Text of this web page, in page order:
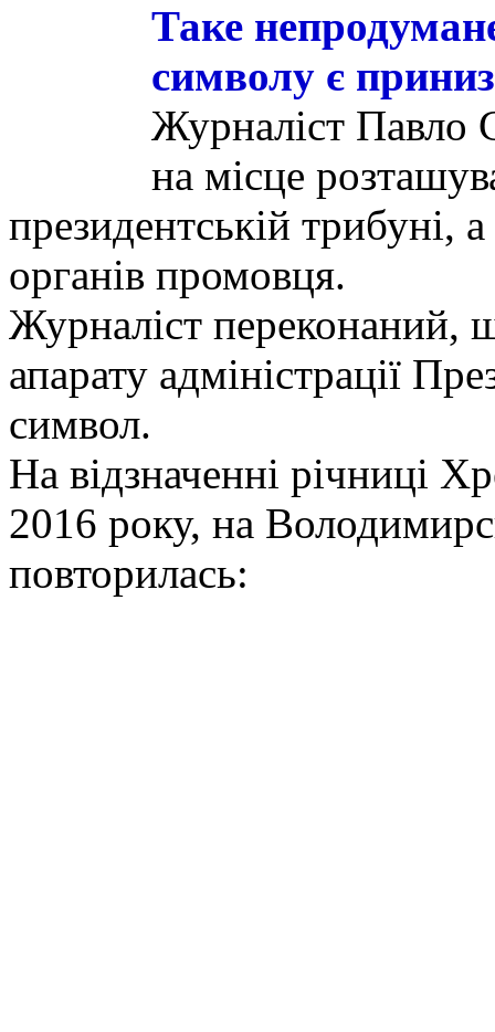
Таке
символу є
Журналіст Павло
на місце
президентській трибуні,
органів промовця.
Журналіст переконаний,
апарату адміністрації
символ.
На відзначенні річниці
2016 року, на
повторилась: